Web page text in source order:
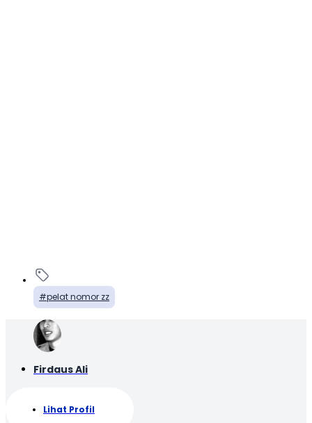
pelat nomor zz
Firdaus Ali
Lihat Profil